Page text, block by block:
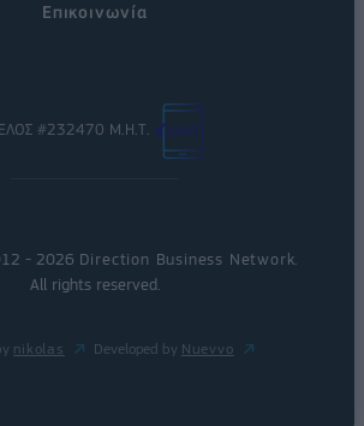
Επικοινωνία
#232470 Μ.Η.Τ.
- 2026 Direction Business Network.
All rights reserved.
nikolas Developed by Nuevvo